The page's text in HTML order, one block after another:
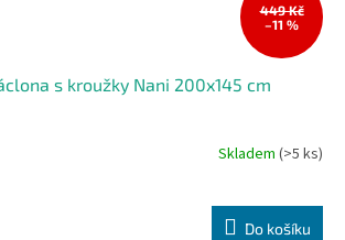
449 Kč
–11 %
s kroužky Nani 200x145 cm
Skladem (>5 ks)
Do košíku